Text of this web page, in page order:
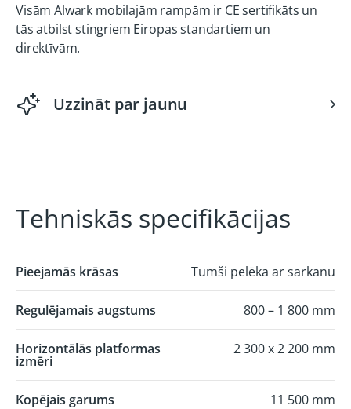
Visām Alwark mobilajām rampām ir CE sertifikāts un
tās atbilst stingriem Eiropas standartiem un
direktīvām.
Uzzināt par jaunu
Tehniskās specifikācijas
Pieejamās krāsas Tumši pelēka ar sarkanu
Regulējamais augstums 800 – 1 800 mm
Horizontālās platformas
izmēri
2 300 x 2 200 mm
Kopējais garums 11 500 mm